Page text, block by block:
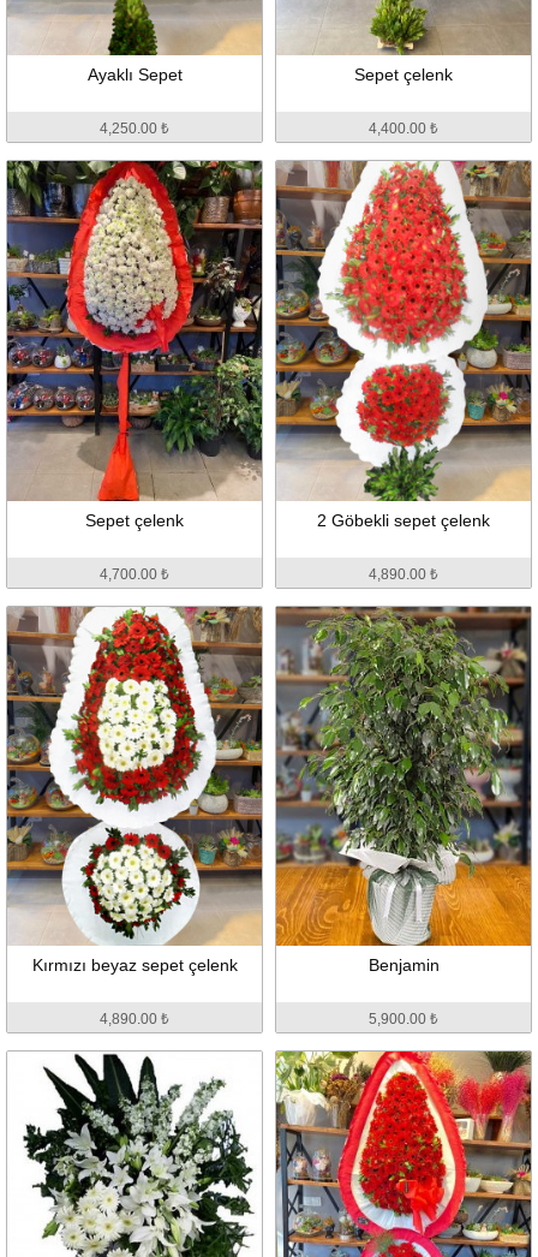
Ayaklı Sepet
4,250.00 ₺
Sepet çelenk
4,400.00 ₺
Sepet çelenk
4,700.00 ₺
2 Göbekli sepet çelenk
4,890.00 ₺
Kırmızı beyaz sepet çelenk
4,890.00 ₺
Benjamin
5,900.00 ₺